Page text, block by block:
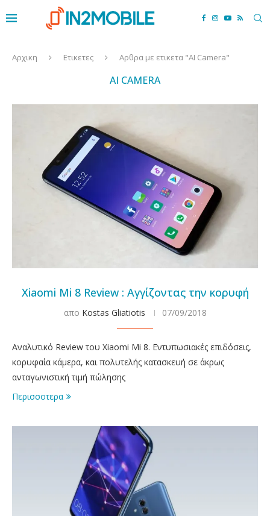
Αρχικη Ετικετες Αρθρα με ετικετα "AI Camera"
AI CAMERA
Xiaomi Mi 8 Review : Αγγίζοντας την κορυφή
απο Kostas Gliatiotis 07/09/2018
Αναλυτικό Review του Xiaomi Mi 8. Εντυπωσιακές επιδόσεις,
κορυφαία κάμερα, και πολυτελής κατασκευή σε άκρως
ανταγωνιστική τιμή πώλησης
Περισσοτερα